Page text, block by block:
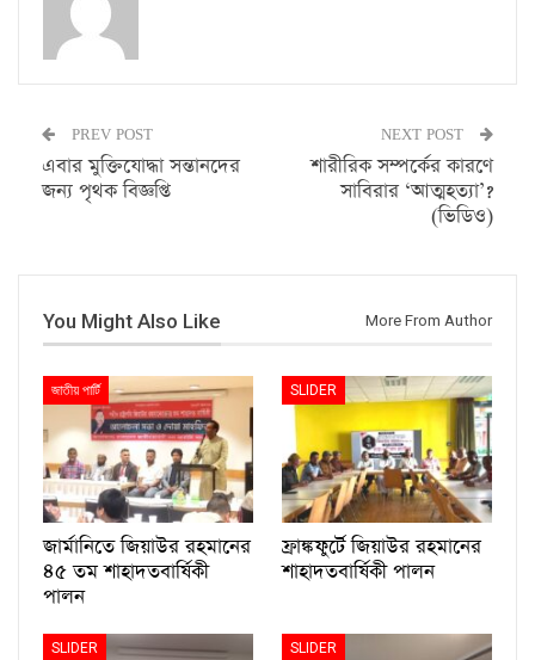
PREV POST
এবার মুক্তিযোদ্ধা সন্তানদের
জন্য পৃথক বিজ্ঞপ্তি
NEXT POST
শারীরিক সম্পর্কের কারণে
সাবিরার ‘আত্মহত্যা’?
(ভিডিও)
You Might Also Like More From Author
জাতীয় পার্টি
জার্মানিতে জিয়াউর রহমানের
৪৫ তম শাহাদতবার্ষিকী
পালন
SLIDER
ফ্রাঙ্কফুর্টে জিয়াউর রহমানের
শাহাদতবার্ষিকী পালন
SLIDER SLIDER